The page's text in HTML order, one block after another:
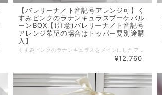
【バレリーナ／ト音記号アレンジ可】く
すみピンクのラナンキュラスブーケバル
ーンBOX【(注意)バレリーナ／ト音記号
アレンジ希望の場合はトッパー要別途購
入】
¥12,760